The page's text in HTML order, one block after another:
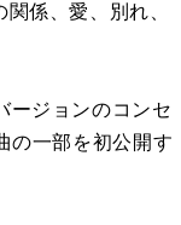
係、愛、別れ、
ージョンのコンセ
の一部を初公開す